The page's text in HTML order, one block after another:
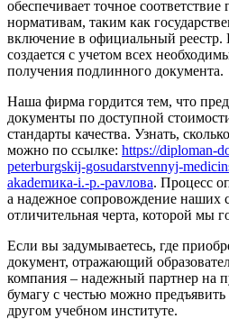
обеспечивает точное соответствие
нормативам, таким как
включение в официальный
создается с учетом всех
получения подлинного документа.
Наша фирма гордится тем, что
документы по доступной
стандарты качества. Узнать,
можно по ссылке: https://diploman-
peterburgskij-gosudarstvennyj-
akademика-i.-p.-pavлова. Процесс
а надежное сопровождение наших
отличительная черта, которой мы
Если вы задумываетесь, где
документ, отражающий
компания – надежный партнер на
бумагу с честью можно
другом учебном институте.